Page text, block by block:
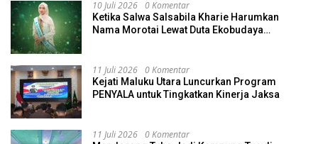
10 Juli 2026 0 Komentar
Ketika Salwa Salsabila Kharie Harumkan
Nama Morotai Lewat Duta Ekobudaya
11 Juli 2026 0 Komentar
Kejati Maluku Utara Luncurkan Program
PENYALA untuk Tingkatkan Kinerja Jaksa
11 Juli 2026 0 Komentar